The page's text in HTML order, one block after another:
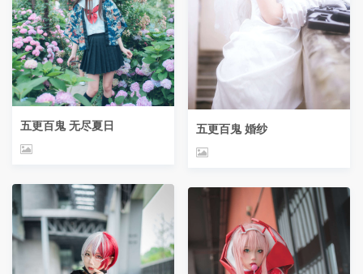
五更百鬼 无尽夏日 五更百鬼 婚纱